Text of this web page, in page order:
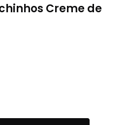
Creme de